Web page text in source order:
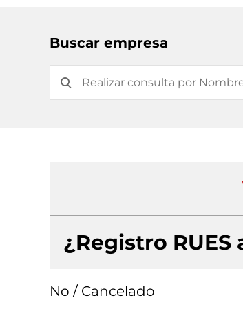
Buscar empresa
¿Registro RUES
No / Cancelado